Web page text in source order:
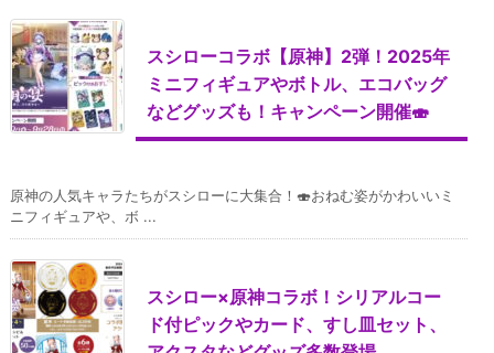
スシローコラボ【原神】2弾！2025年
ミニフィギュアやボトル、エコバッグ
などグッズも！キャンペーン開催🍣
原神の人気キャラたちがスシローに大集合！🍣おねむ姿がかわいいミ
ニフィギュアや、ボ ...
スシロー×原神コラボ！シリアルコー
ド付ピックやカード、すし皿セット、